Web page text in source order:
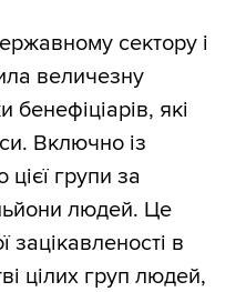
сектору і
величезну
бенефіціарів, які
Включно із
групи за
людей. Це
зацікавленості в
цілих груп людей,